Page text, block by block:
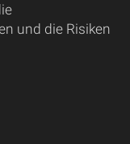
und die Risiken